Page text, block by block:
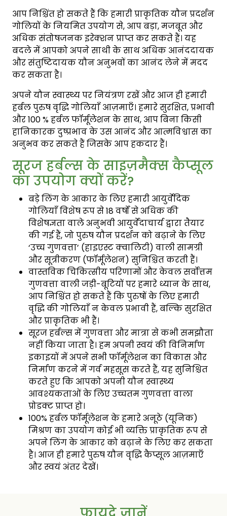
आप निश्चिंत हो सकते हैं कि हमारी प्राकृतिक यौन प्रदर्शन
गोलियों के नियमित उपयोग से, आप बड़ा, मजबूत और
अधिक संतोषजनक इरेक्शन प्राप्त कर सकते हैं। यह
बदले में आपको अपने साथी के साथ अधिक आनंददायक
और संतुष्टिदायक यौन अनुभवों का आनंद लेने में मदद
कर सकता है।
अपने यौन स्वास्थ्य पर नियंत्रण रखें और आज ही हमारी
हर्बल पुरुष वृद्धि गोलियाँ आज़माएँ। हमारे सुरक्षित, प्रभावी
और 100 % हर्बल फॉर्मूलेशन के साथ, आप बिना किसी
हानिकारक दुष्प्रभाव के उस आनंद और आत्मविश्वास का
अनुभव कर सकते हैं जिसके आप हकदार हैं।
सूरज हर्बल्स के साइज़मैक्स कैप्सूल
का उपयोग क्यों करें?
बड़े लिंग के आकार के लिए हमारी आयुर्वेदिक
गोलियाँ विशेष रूप से 18 वर्षों से अधिक की
विशेषज्ञता वाले अनुभवी आयुर्वेदाचार्य द्वारा तैयार
की गई हैं, जो पुरुष यौन प्रदर्शन को बढ़ाने के लिए
‘उच्च गुणवत्ता’ (हाइएस्ट क्वालिटी) वाली सामग्री
और सूत्रीकरण (फॉर्मूलेशन) सुनिश्चित करती हैं।
वास्तविक चिकित्सीय परिणामों और केवल सर्वोत्तम
गुणवत्ता वाली जड़ी-बूटियों पर हमारे ध्यान के साथ,
आप निश्चिंत हो सकते हैं कि पुरुषों के लिए हमारी
वृद्धि की गोलियाँ न केवल प्रभावी हैं, बल्कि सुरक्षित
और प्राकृतिक भी हैं।
सूरज हर्बल्स में गुणवत्ता और मात्रा से कभी समझौता
नहीं किया जाता है। हम अपनी स्वयं की विनिर्माण
इकाइयों में अपने सभी फॉर्मूलेशन का विकास और
निर्माण करने में गर्व महसूस करते हैं, यह सुनिश्चित
करते हुए कि आपको अपनी यौन स्वास्थ्य
आवश्यकताओं के लिए उच्चतम गुणवत्ता वाला
प्रोडक्ट प्राप्त हो।
100% हर्बल फॉर्मूलेशन के हमारे अनूठे (यूनिक)
मिश्रण का उपयोग कोई भी व्यक्ति प्राकृतिक रूप से
अपने लिंग के आकार को बढ़ाने के लिए कर सकता
है। आज ही हमारे पुरुष यौन वृद्धि कैप्सूल आज़माएँ
और स्वयं अंतर देखें।